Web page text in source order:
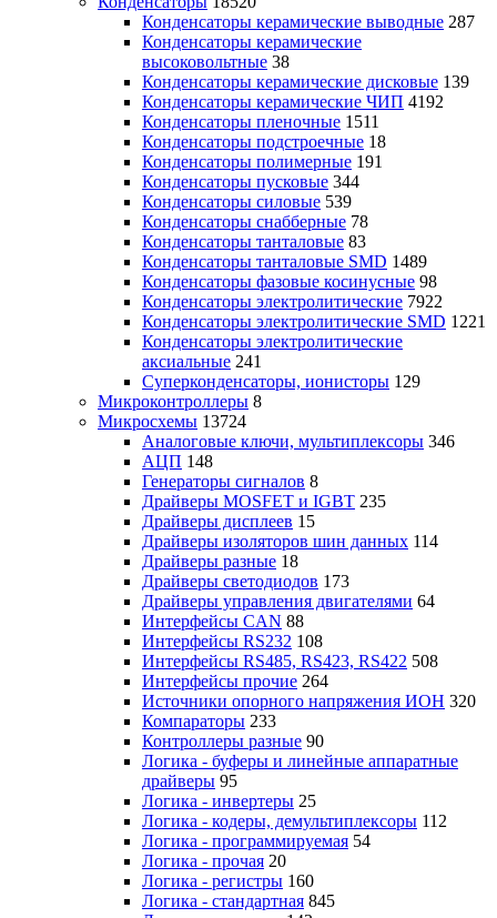
Конденсаторы керамические выводные 287
Конденсаторы керамические
высоковольтные 38
Конденсаторы керамические дисковые 139
Конденсаторы керамические ЧИП 4192
Конденсаторы пленочные 1511
Конденсаторы подстроечные 18
Конденсаторы полимерные 191
Конденсаторы пусковые 344
Конденсаторы силовые 539
Конденсаторы снабберные 78
Конденсаторы танталовые 83
Конденсаторы танталовые SMD 1489
Конденсаторы фазовые косинусные 98
Конденсаторы электролитические 7922
Конденсаторы электролитические SMD 1221
Конденсаторы электролитические
аксиальные 241
Суперконденсаторы, ионисторы 129
Микроконтроллеры 8
Микросхемы 13724
Аналоговые ключи, мультиплексоры 346
АЦП 148
Генераторы сигналов 8
Драйверы MOSFET и IGBT 235
Драйверы дисплеев 15
Драйверы изоляторов шин данных 114
Драйверы разные 18
Драйверы светодиодов 173
Драйверы управления двигателями 64
Интерфейсы CAN 88
Интерфейсы RS232 108
Интерфейсы RS485, RS423, RS422 508
Интерфейсы прочие 264
Источники опорного напряжения ИОН 320
Компараторы 233
Контроллеры разные 90
Логика - буферы и линейные аппаратные
драйверы 95
Логика - инвертеры 25
Логика - кодеры, демультиплексоры 112
Логика - программируемая 54
Логика - прочая 20
Логика - регистры 160
Логика - стандартная 845